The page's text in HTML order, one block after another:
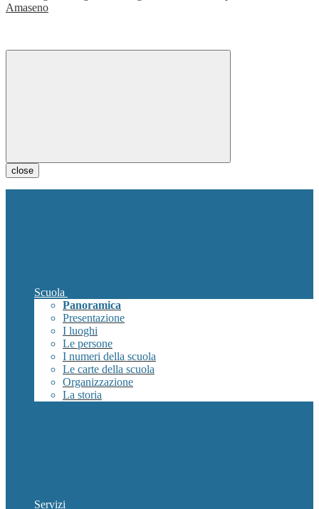
close
Scuola
Panoramica
Presentazione
I luoghi
Le persone
I numeri della scuola
Le carte della scuola
Organizzazione
La storia
Servizi